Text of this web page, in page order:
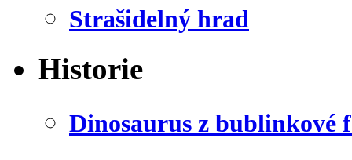
Strašidelný hrad
Historie
Dinosaurus z bublinkové